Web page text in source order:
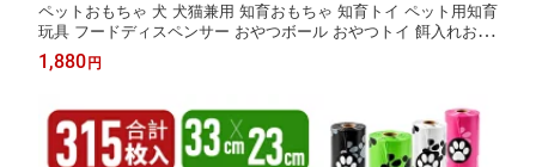
ペットおもちゃ 犬 犬猫兼用 知育おもちゃ 知育トイ ペット用知育
玩具 フードディスペンサー おやつボール おやつトイ 餌入れおも
ちゃ フードトイ ペット給餌おもちゃ 透明カバー お手入れ簡単 起
き上がりこぼし 早食い対策 ストレス対策 運動不足対策 留守番対
1,880円